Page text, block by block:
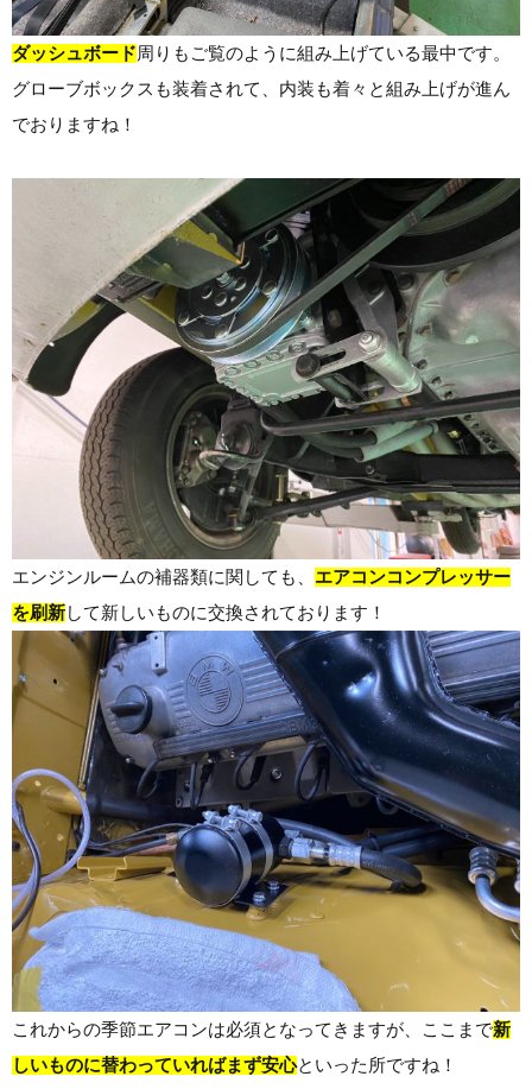
ダッシュボード周りもご覧のように組み上げている最中です。
グローブボックスも装着されて、内装も着々と組み上げが進ん
でおりますね！
エンジンルームの補器類に関しても、 エアコンコンプレッサー
を刷新して新しいものに交換されております！
これからの季節エアコンは必須となってきますが、ここまで新
しいものに替わっていればまず安心といった所ですね！